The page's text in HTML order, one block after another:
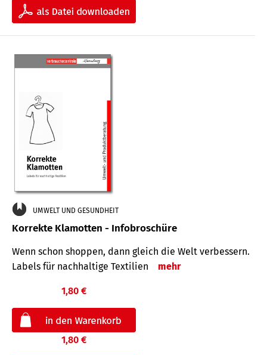
UMWELT UND GESUNDHEIT
Korrekte Klamotten - Infobroschüre
Wenn schon shoppen, dann gleich die Welt verbessern.
Labels für nachhaltige Textilien
mehr
1,80 €
1,80 €